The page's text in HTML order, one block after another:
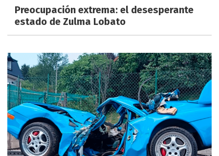
Preocupación extrema: el desesperante
estado de Zulma Lobato